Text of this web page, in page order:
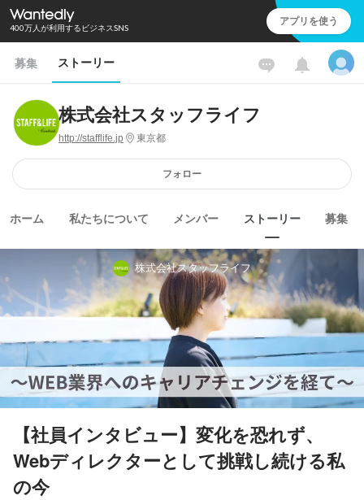
400万人が利用するビジネスSNS アプリを使う
募集 ストーリー
株式会社スタッフライフ
http://stafflife.jp 東京都
フォロー
ホーム 私たちについて メンバー ストーリー 募集
株式会社スタッフライフ
【社員インタビュー】変化を恐れず、
Webディレクターとして挑戦し続ける私
の今